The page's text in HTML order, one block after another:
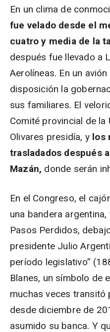
En un clima de
fue velado desde el
cuatro y media de la
después fue llevado a
Aerolíneas. En un
disposición la
sus familiares. El
Comité provincial de la
Olivares presidía, y los
trasladados después
Mazán, donde serán
En el Congreso, el
una bandera
Pasos Perdidos,
presidente Julio
período legislativo”
Blanes, un símbolo de
muchas veces transitó
desde diciembre de
asumido su banca. Y